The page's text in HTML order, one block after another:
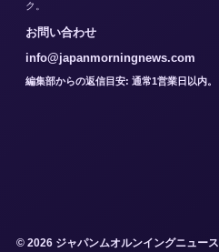
ク。
お問い合わせ
info@japanmorningnews.com
編集部からの返信目安: 通常1営業日以内。
© 2026 ジャパンムオルンイングニュース